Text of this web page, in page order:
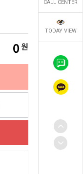
CALL CENTER
TODAY VIEW
0 원